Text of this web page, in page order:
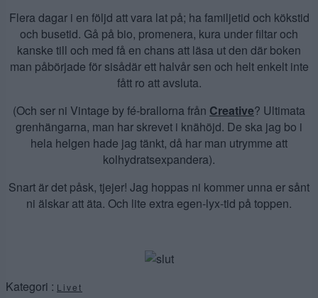
Flera dagar i en följd att vara lat på; ha familjetid och kökstid
och busetid. Gå på bio, promenera, kura under filtar och
kanske till och med få en chans att läsa ut den där boken
man påbörjade för sisådär ett halvår sen och helt enkelt inte
fått ro att avsluta.
(Och ser ni Vintage by fé-brallorna från Creative? Ultimata
grenhängarna, man har skrevet i knähöjd. De ska jag bo i
hela helgen hade jag tänkt, då har man utrymme att
kolhydratsexpandera).
Snart är det påsk, tjejer! Jag hoppas ni kommer unna er sånt
ni älskar att äta. Och lite extra egen-lyx-tid på toppen.
Kategori : Livet